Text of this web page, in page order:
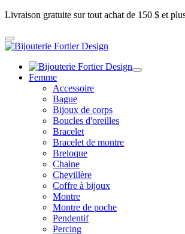
Livraison gratuite sur tout achat de 150 $ et
Femme
Accessoire
Bague
Bijoux de corps
Boucles d'oreilles
Bracelet
Bracelet de montre
Breloque
Chaine
Chevillère
Coffre à bijoux
Montre
Montre de poche
Pendentif
Percing